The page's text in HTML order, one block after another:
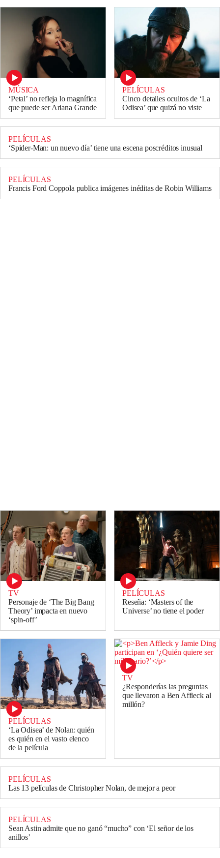
MÚSICA
‘Petal’ no refleja lo magnífica
que puede ser Ariana Grande
PELÍCULAS
Cinco detalles ocultos de ‘La
Odisea’ que quizá no viste
PELÍCULAS
‘Spider-Man: un nuevo día’ tiene una escena poscréditos inusual
PELÍCULAS
Francis Ford Coppola publica imágenes inéditas de Robin Williams
TV
Personaje de ‘The Big Bang
Theory’ impacta en nuevo
‘spin-off’
PELÍCULAS
Reseña: ‘Masters of the
Universe’ no tiene el poder
PELÍCULAS
‘La Odisea’ de Nolan: quién
es quién en el vasto elenco
de la película
TV
¿Responderías las preguntas
que llevaron a Ben Affleck al
millón?
PELÍCULAS
Las 13 películas de Christopher Nolan, de mejor a peor
PELÍCULAS
Sean Astin admite que no ganó “mucho” con ‘El señor de los
anillos’